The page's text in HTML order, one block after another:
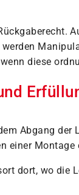
diese
Abgang
einer
dort, wo die